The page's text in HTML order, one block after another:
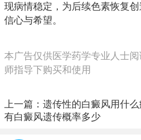
现病情稳定，为后续色素恢复
信心与希望。
本广告仅供医学药学专业人士
师指导下购买和使用
上一篇： 遗传性的白癜风用什
有白癜风遗传概率多少